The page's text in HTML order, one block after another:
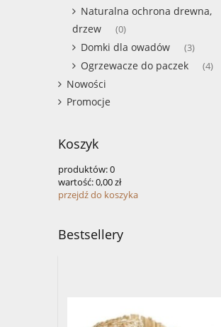
Naturalna ochrona drewna,
drzew
(0)
Domki dla owadów (3)
Ogrzewacze do paczek (4)
Nowości
Promocje
Koszyk
produktów:0
wartość:0,00 zł
przejdź do koszyka
Bestsellery